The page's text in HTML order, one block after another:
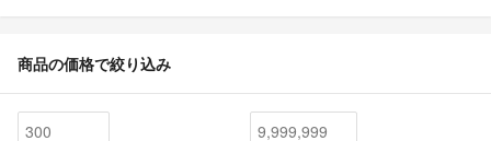
商品の価格で絞り込み